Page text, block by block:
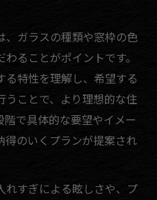
、ガラスの種類や窓枠の色
ることがポイントです。
特性を理解し、希望する
ことで、より理想的な住
で具体的な要望やイメー
得のいくプランが提案され
れすぎによる眩しさや、プ